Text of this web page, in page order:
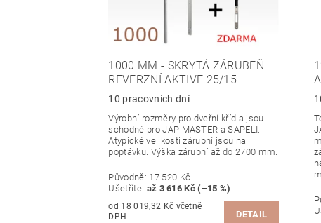
1000 MM - SKRYTÁ ZÁRUBEŇ
REVERZNÍ AKTIVE 25/15
10 pracovních dní
Výrobní rozměry pro dveřní křídla jsou
schodné pro JAP MASTER a SAPELI.
Atypické velikosti zárubní jsou na
poptávku. Výška zárubní až do 2700 mm.
Původně: 17 520 Kč
Ušetříte: až 3 616 Kč (–15 %)
od 18 019,32 Kč včetně
DPH
DETAIL